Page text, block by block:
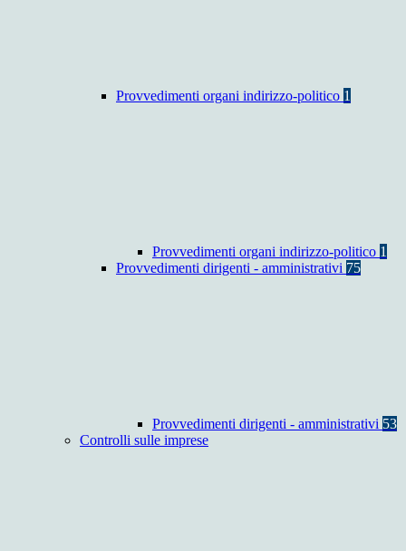
Provvedimenti organi indirizzo-politico 1
Provvedimenti organi indirizzo-politico 1
Provvedimenti dirigenti - amministrativi 75
Provvedimenti dirigenti - amministrativi 53
Controlli sulle imprese